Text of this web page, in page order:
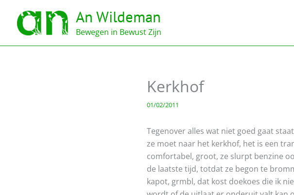
inhoud
An Wildeman
Bewegen in Bewust Zijn
Kerkhof
01/02/2011
Tegenover alles wat niet goed gaat
ze moet naar het kerkhof, het is een
comfortabel, groot, ze slurpt benzine
de laatste tijd, totdat ze begon te
kapot, grmbl, dat kost doekoes die ik